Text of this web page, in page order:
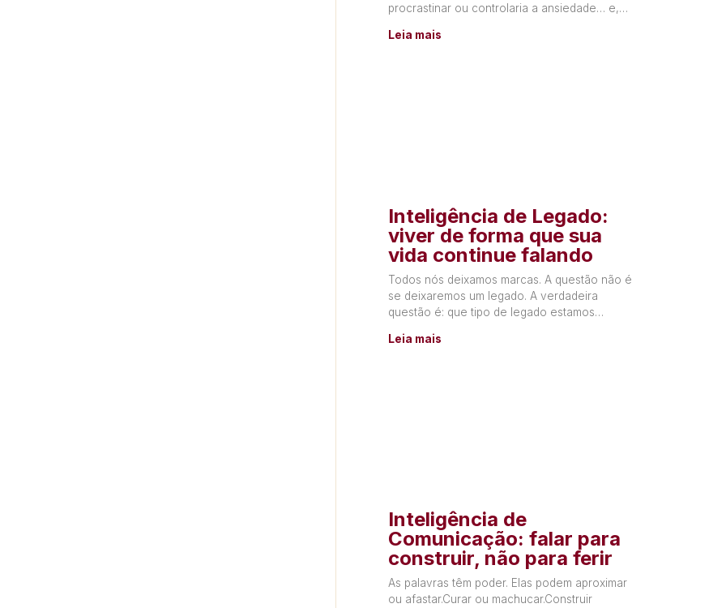
procrastinar ou controlaria a ansiedade… e,
Leia mais
Inteligência de Legado:
viver de forma que sua
vida continue falando
Todos nós deixamos marcas. A questão não é
se deixaremos um legado. A verdadeira
questão é: que tipo de legado estamos
Leia mais
Inteligência de
Comunicação: falar para
construir, não para ferir
As palavras têm poder. Elas podem aproximar
ou afastar.Curar ou machucar.Construir